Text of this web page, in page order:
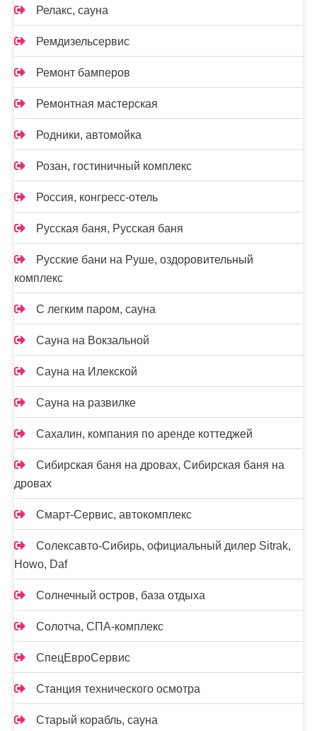
Релакс, сауна
Ремдизельсервис
Ремонт бамперов
Ремонтная мастерская
Родники, автомойка
Розан, гостиничный комплекс
Россия, конгресс-отель
Русская баня, Русская баня
Русские бани на Руше, оздоровительный
комплекс
С легким паром, сауна
Сауна на Вокзальной
Сауна на Илекской
Сауна на развилке
Сахалин, компания по аренде коттеджей
Сибирская баня на дровах, Сибирская баня на
дровах
Смарт-Сервис, автокомплекс
Солексавто-Сибирь, официальный дилер Sitrak,
Howo, Daf
Солнечный остров, база отдыха
Солотча, СПА-комплекс
СпецЕвроСервис
Станция технического осмотра
Старый корабль, сауна